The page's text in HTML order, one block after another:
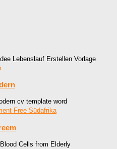
Lebenslauf Erstellen Vorlage
cv template word
Cells from Elderly